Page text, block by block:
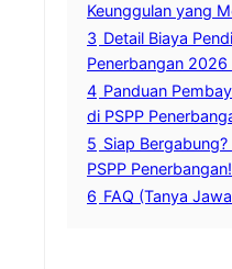
Keunggulan yang
3 Detail Biaya
Penerbangan 2026
4 Panduan
di PSPP
5 Siap
PSPP Penerbangan!
6 FAQ (Tanya